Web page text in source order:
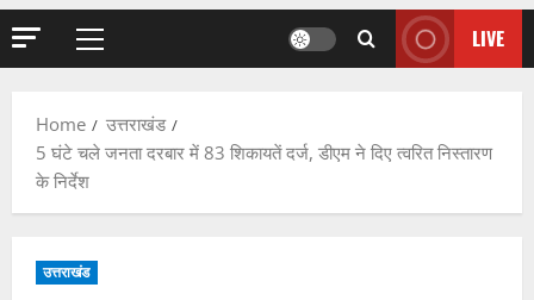
Primary
LIVE
Home
उत्तराखंड
5 घंटे चले जनता दरबार में 83 शिकायतें दर्ज, डीएम ने दिए त्वरित निस्तारण
के निर्देश
उत्तराखंड